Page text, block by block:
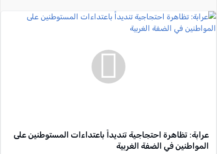
عرابة: تظاهرة احتجاجية تنديداً باعتداءات المستوطنين على
المواطنين في الضفة الغربية